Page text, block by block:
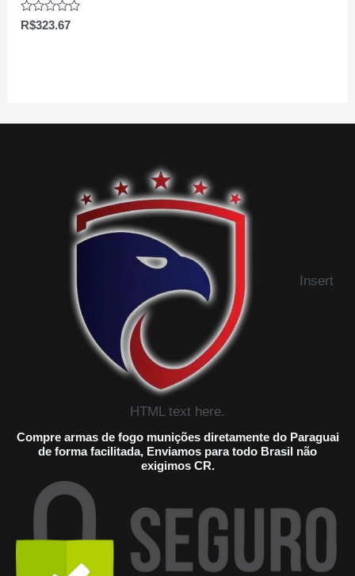
Avaliação
0
R$323.67
Insert
HTML text here.
Compre armas de fogo munições diretamente do Paraguai
de forma facilitada, Enviamos para todo Brasil não
exigimos CR.